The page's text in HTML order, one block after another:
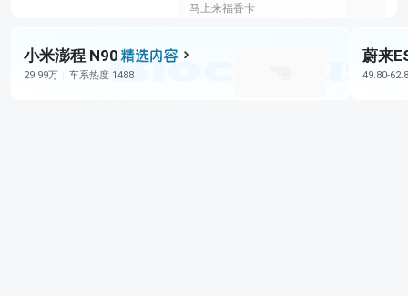
马上来福香卡
小米澎程 N90
29.99万 车系热度 1488
蔚来
49.80-